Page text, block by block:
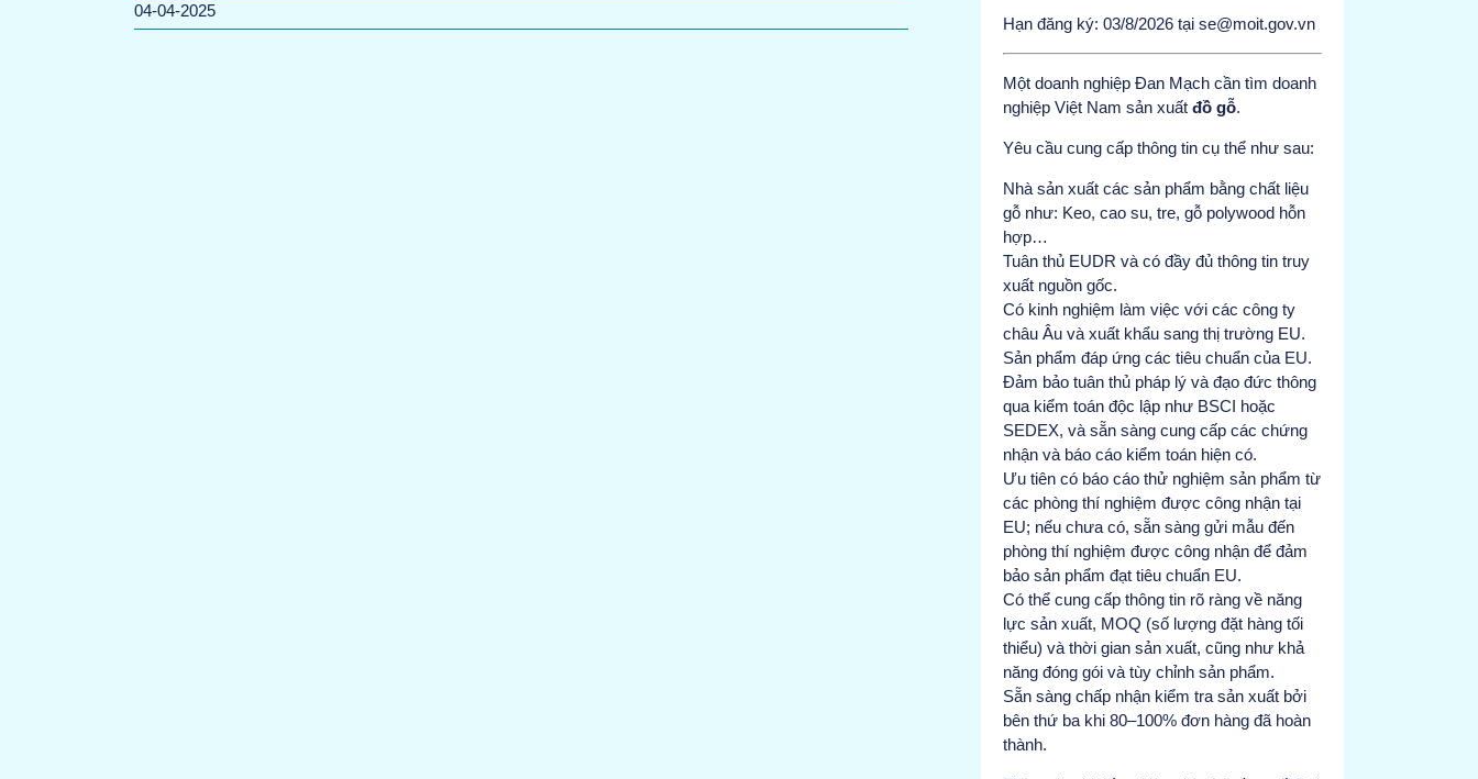
04-04-2025
Hạn đăng ký: 03/8/2026 tại se@moit.gov.vn
Một doanh nghiệp Đan Mạch cần tìm doanh
nghiệp Việt Nam sản xuất đồ gỗ.
Yêu cầu cung cấp thông tin cụ thể như sau:
Nhà sản xuất các sản phẩm bằng chất liệu
gỗ như: Keo, cao su, tre, gỗ polywood hỗn
hợp…
Tuân thủ EUDR và có đầy đủ thông tin truy
xuất nguồn gốc.
Có kinh nghiệm làm việc với các công ty
châu Âu và xuất khẩu sang thị trường EU.
Sản phẩm đáp ứng các tiêu chuẩn của EU.
Đảm bảo tuân thủ pháp lý và đạo đức thông
qua kiểm toán độc lập như BSCI hoặc
SEDEX, và sẵn sàng cung cấp các chứng
nhận và báo cáo kiểm toán hiện có.
Ưu tiên có báo cáo thử nghiệm sản phẩm từ
các phòng thí nghiệm được công nhận tại
EU; nếu chưa có, sẵn sàng gửi mẫu đến
phòng thí nghiệm được công nhận để đảm
bảo sản phẩm đạt tiêu chuẩn EU.
Có thể cung cấp thông tin rõ ràng về năng
lực sản xuất, MOQ (số lượng đặt hàng tối
thiểu) và thời gian sản xuất, cũng như khả
năng đóng gói và tùy chỉnh sản phẩm.
Sẵn sàng chấp nhận kiểm tra sản xuất bởi
bên thứ ba khi 80–100% đơn hàng đã hoàn
thành.